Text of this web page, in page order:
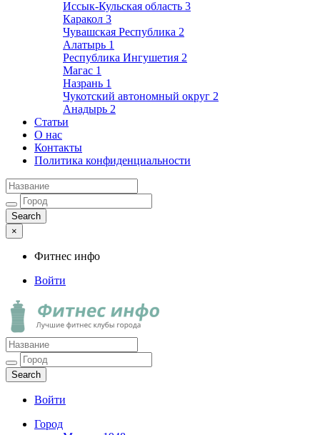
Иссык-Кульская область 3
Каракол 3
Чувашская Республика 2
Алатырь 1
Республика Ингушетия 2
Магас 1
Назрань 1
Чукотский автономный округ 2
Анадырь 2
Статьи
О нас
Контакты
Политика конфиденциальности
×
Фитнес инфо
Войти
Фитнес инфо
Лучшие фитнес клубы города
Войти
Город